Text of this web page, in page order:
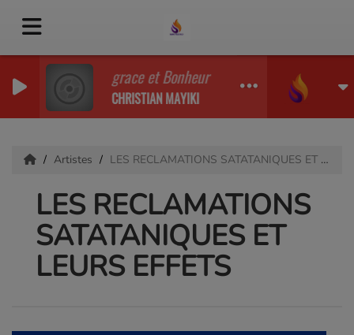
grace et Bonheur Priere matinale
CHRISTIAN MAYIKI
Artistes LES RECLAMATIONS SATATANIQUES ET LEURS EFFETS
LES RECLAMATIONS
SATATANIQUES ET
LEURS EFFETS